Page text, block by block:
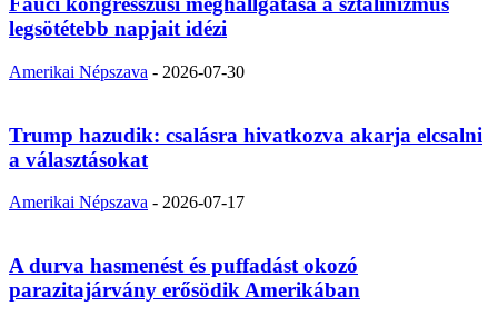
legsötétebb napjait idézi
Amerikai Népszava - 2026-07-30
Trump hazudik: csalásra hivatkozva akarja elcsalni
a választásokat
Amerikai Népszava - 2026-07-17
A durva hasmenést és puffadást okozó
parazitajárvány erősödik Amerikában